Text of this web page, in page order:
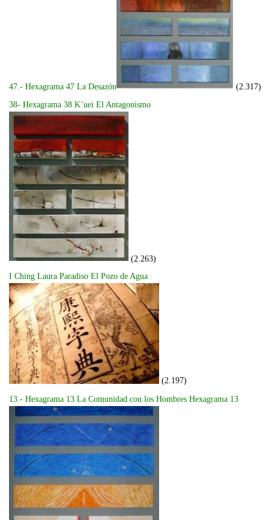
47.- Hexagrama 47 La Desazón
(2.317)
38- Hexagrama 38 K’uei El Antagonismo
(2.263)
I Ching Laura Paradiso El Pozo de Agua
(2.197)
13.- Hexagrama 13 La Comunidad con los Hombres Hexagrama 13